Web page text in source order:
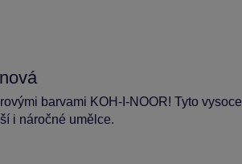
barvami KOH-I-NOOR! Tyto vysoce
i náročné umělce.